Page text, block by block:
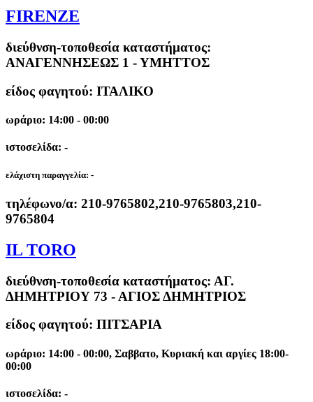
FIRENZE
διεύθνση-τοποθεσία καταστήματος:
ΑΝΑΓΕΝΝΗΣΕΩΣ 1 - ΥΜΗΤΤΟΣ
είδος φαγητού: ΙΤΑΛΙΚΟ
ωράριο: 14:00 - 00:00
ιστοσελίδα: -
ελάχιστη παραγγελία: -
τηλέφωνο/α: 210-9765802,210-9765803,210-
9765804
IL TORO
διεύθνση-τοποθεσία καταστήματος: ΑΓ.
ΔΗΜΗΤΡΙΟΥ 73 - ΑΓΙΟΣ ΔΗΜΗΤΡΙΟΣ
είδος φαγητού: ΠΙΤΣΑΡΙΑ
ωράριο: 14:00 - 00:00, Σαββατο, Κυριακή και αργίες 18:00-
00:00
ιστοσελίδα: -